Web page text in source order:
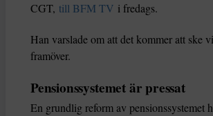
CGT, till BFM TV i fredags.
Han varslade om att det kommer att ske
framöver.
Pensionssystemet är pressat
En grundlig reform av pensionssystemet